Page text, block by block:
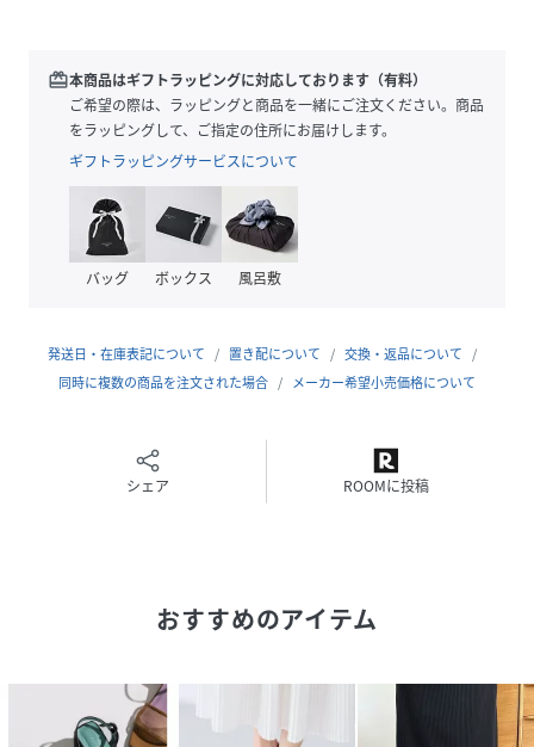
柔らかなクッションインソールが足を優しく包み込み、
長時間の外出も快適にサポートします。
可愛いだけじゃない、機能美まで欲張れる大人のための一足
です。
性別タイプ レディース
甲材:合成皮革
サイズ Ｍ(23-23.5cm)、Ｌ(24-24.5cm)
redeem本商品はギフトラッピングに対応しております（有料）
ご希望の際は、ラッピングと商品を一緒にご注文ください。商品
をラッピングして、ご指定の住所にお届けします。
ギフトラッピングサービスについて
バッグ ボックス 風呂敷
発送日・在庫表記について 置き配について
交換・返品について
同時に複数の商品を注文された場合
メーカー希望小売価格について
シェア ROOMに投稿
おすすめのアイテム